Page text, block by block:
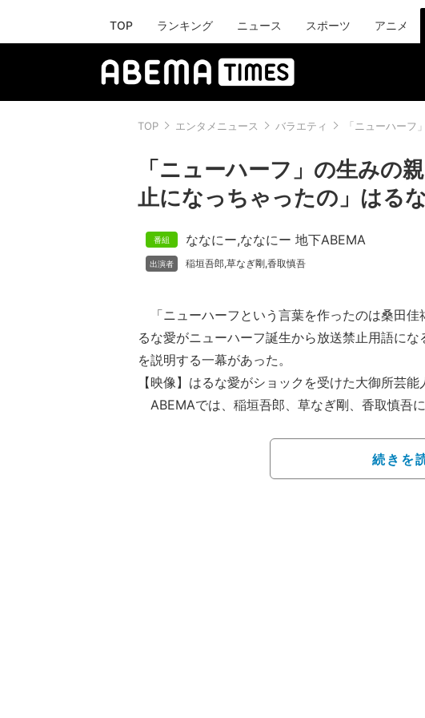
TOP ランキング ニュース スポーツ アニメ
TOP エンタメニュース バラエティ 「ニューハーフ
「ニューハーフ」の生みの
止になっちゃったの」はる
ななにー,ななにー 地下ABEMA
稲垣吾郎,草なぎ剛,香取慎吾
「ニューハーフという言葉を作ったのは桑田佳
るな愛がニューハーフ誕生から放送禁止用語にな
を説明する一幕があった。
【映像】はるな愛がショックを受けた大御所芸
ABEMAでは、稲垣吾郎、草なぎ剛、香取慎吾
の番組名は「ななにー 地下ABEMA」に決定した。
（日）に放送された#2では「ななにー 地下
続きを